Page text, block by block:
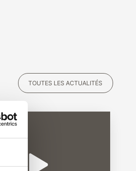
TOUTES LES ACTUALITÉS